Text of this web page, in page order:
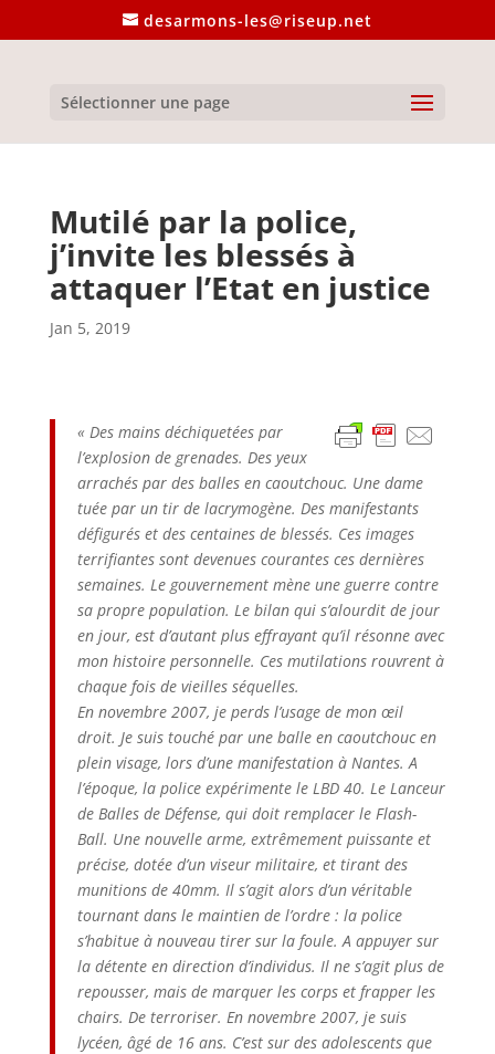
desarmons-les@riseup.net
Sélectionner une page
Mutilé par la police,
j’invite les blessés à
attaquer l’Etat en justice
Jan 5, 2019
« Des mains déchiquetées par
l’explosion de grenades. Des yeux
arrachés par des balles en caoutchouc. Une dame
tuée par un tir de lacrymogène. Des manifestants
défigurés et des centaines de blessés. Ces images
terrifiantes sont devenues courantes ces dernières
semaines. Le gouvernement mène une guerre contre
sa propre population. Le bilan qui s’alourdit de jour
en jour, est d’autant plus effrayant qu’il résonne avec
mon histoire personnelle. Ces mutilations rouvrent à
chaque fois de vieilles séquelles.
En novembre 2007, je perds l’usage de mon œil
droit. Je suis touché par une balle en caoutchouc en
plein visage, lors d’une manifestation à Nantes. A
l’époque, la police expérimente le LBD 40. Le Lanceur
de Balles de Défense, qui doit remplacer le Flash-
Ball. Une nouvelle arme, extrêmement puissante et
précise, dotée d’un viseur militaire, et tirant des
munitions de 40mm. Il s’agit alors d’un véritable
tournant dans le maintien de l’ordre : la police
s’habitue à nouveau tirer sur la foule. A appuyer sur
la détente en direction d’individus. Il ne s’agit plus de
repousser, mais de marquer les corps et frapper les
chairs. De terroriser. En novembre 2007, je suis
lycéen, âgé de 16 ans. C’est sur des adolescents que